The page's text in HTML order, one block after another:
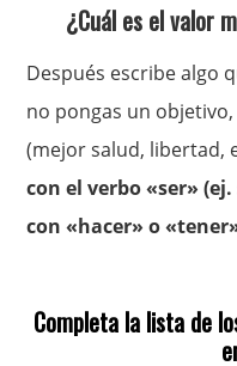
¿Cuál es el valor
Después escribe algo
no pongas un
(mejor salud, libertad,
con el verbo «ser»
con «hacer» o
Completa la lista de